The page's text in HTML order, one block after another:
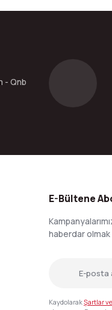
- Qnb
E-Bültene
haberdar
KaydolarakŞartlar